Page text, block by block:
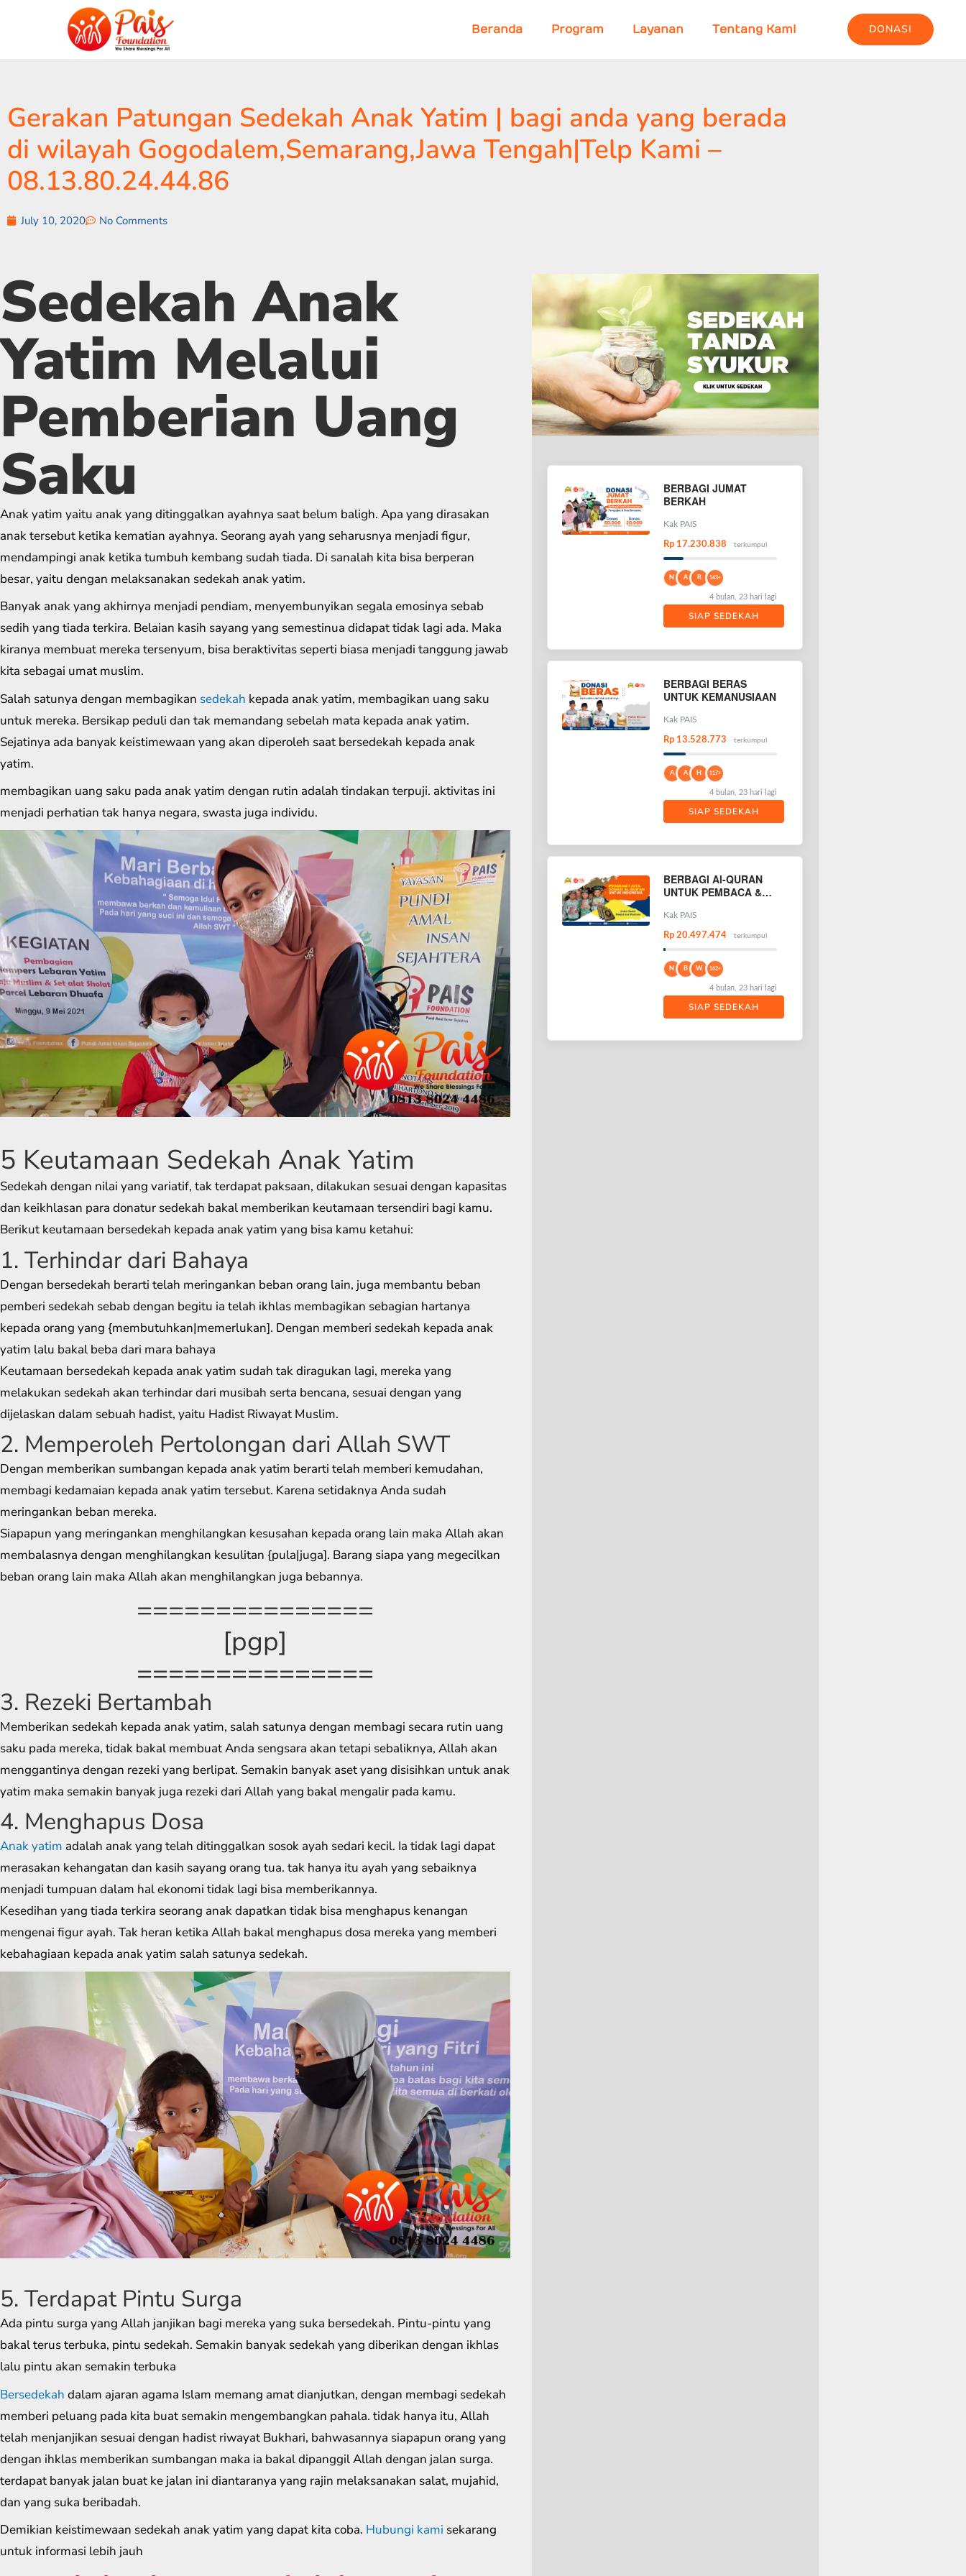
Beranda Program Layanan Tentang Kami DONASI
Gerakan Patungan Sedekah Anak Yatim | bagi anda yang berada
di wilayah Gogodalem,Semarang,Jawa Tengah|Telp Kami –
08.13.80.24.44.86
July 10, 2020 No Comments
Sedekah Anak
Yatim Melalui
Pemberian Uang
Saku
Anak yatim yaitu anak yang ditinggalkan ayahnya saat belum baligh. Apa yang dirasakan
anak tersebut ketika kematian ayahnya. Seorang ayah yang seharusnya menjadi figur,
mendampingi anak ketika tumbuh kembang sudah tiada. Di sanalah kita bisa berperan
besar, yaitu dengan melaksanakan sedekah anak yatim.
Banyak anak yang akhirnya menjadi pendiam, menyembunyikan segala emosinya sebab
sedih yang tiada terkira. Belaian kasih sayang yang semestinua didapat tidak lagi ada. Maka
kiranya membuat mereka tersenyum, bisa beraktivitas seperti biasa menjadi tanggung jawab
kita sebagai umat muslim.
Salah satunya dengan membagikan sedekah kepada anak yatim, membagikan uang saku
untuk mereka. Bersikap peduli dan tak memandang sebelah mata kepada anak yatim.
Sejatinya ada banyak keistimewaan yang akan diperoleh saat bersedekah kepada anak
yatim.
membagikan uang saku pada anak yatim dengan rutin adalah tindakan terpuji. aktivitas ini
menjadi perhatian tak hanya negara, swasta juga individu.
5 Keutamaan Sedekah Anak Yatim
Sedekah dengan nilai yang variatif, tak terdapat paksaan, dilakukan sesuai dengan kapasitas
dan keikhlasan para donatur sedekah bakal memberikan keutamaan tersendiri bagi kamu.
Berikut keutamaan bersedekah kepada anak yatim yang bisa kamu ketahui:
1. Terhindar dari Bahaya
Dengan bersedekah berarti telah meringankan beban orang lain, juga membantu beban
pemberi sedekah sebab dengan begitu ia telah ikhlas membagikan sebagian hartanya
kepada orang yang {membutuhkan|memerlukan]. Dengan memberi sedekah kepada anak
yatim lalu bakal beba dari mara bahaya
Keutamaan bersedekah kepada anak yatim sudah tak diragukan lagi, mereka yang
melakukan sedekah akan terhindar dari musibah serta bencana, sesuai dengan yang
dijelaskan dalam sebuah hadist, yaitu Hadist Riwayat Muslim.
2. Memperoleh Pertolongan dari Allah SWT
Dengan memberikan sumbangan kepada anak yatim berarti telah memberi kemudahan,
membagi kedamaian kepada anak yatim tersebut. Karena setidaknya Anda sudah
meringankan beban mereka.
Siapapun yang meringankan menghilangkan kesusahan kepada orang lain maka Allah akan
membalasnya dengan menghilangkan kesulitan {pula|juga]. Barang siapa yang megecilkan
beban orang lain maka Allah akan menghilangkan juga bebannya.
===============
[pgp]
===============
3. Rezeki Bertambah
Memberikan sedekah kepada anak yatim, salah satunya dengan membagi secara rutin uang
saku pada mereka, tidak bakal membuat Anda sengsara akan tetapi sebaliknya, Allah akan
menggantinya dengan rezeki yang berlipat. Semakin banyak aset yang disisihkan untuk anak
yatim maka semakin banyak juga rezeki dari Allah yang bakal mengalir pada kamu.
4. Menghapus Dosa
Anak yatim adalah anak yang telah ditinggalkan sosok ayah sedari kecil. Ia tidak lagi dapat
merasakan kehangatan dan kasih sayang orang tua. tak hanya itu ayah yang sebaiknya
menjadi tumpuan dalam hal ekonomi tidak lagi bisa memberikannya.
Kesedihan yang tiada terkira seorang anak dapatkan tidak bisa menghapus kenangan
mengenai figur ayah. Tak heran ketika Allah bakal menghapus dosa mereka yang memberi
kebahagiaan kepada anak yatim salah satunya sedekah.
5. Terdapat Pintu Surga
Ada pintu surga yang Allah janjikan bagi mereka yang suka bersedekah. Pintu-pintu yang
bakal terus terbuka, pintu sedekah. Semakin banyak sedekah yang diberikan dengan ikhlas
lalu pintu akan semakin terbuka
Bersedekah dalam ajaran agama Islam memang amat dianjutkan, dengan membagi sedekah
memberi peluang pada kita buat semakin mengembangkan pahala. tidak hanya itu, Allah
telah menjanjikan sesuai dengan hadist riwayat Bukhari, bahwasannya siapapun orang yang
dengan ihklas memberikan sumbangan maka ia bakal dipanggil Allah dengan jalan surga.
terdapat banyak jalan buat ke jalan ini diantaranya yang rajin melaksanakan salat, mujahid,
dan yang suka beribadah.
Demikian keistimewaan sedekah anak yatim yang dapat kita coba. Hubungi kami sekarang
untuk informasi lebih jauh
BERBAGI JUMAT
BERKAH
Kak PAIS
Rp 17.230.838 terkumpul
N A R 143+
4 bulan, 23 hari lagi
SIAP SEDEKAH
BERBAGI BERAS
UNTUK KEMANUSIAAN
Kak PAIS
Rp 13.528.773 terkumpul
A A H 117+
4 bulan, 23 hari lagi
SIAP SEDEKAH
BERBAGI Al-QURAN
UNTUK PEMBACA &
QURAN
Kak PAIS
Rp 20.497.474 terkumpul
N B W 162+
4 bulan, 23 hari lagi
SIAP SEDEKAH